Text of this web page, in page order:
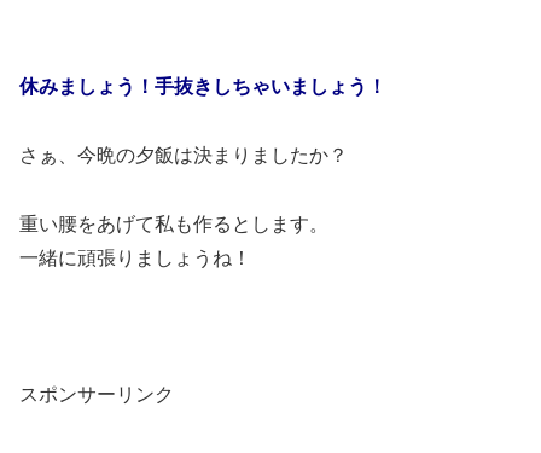
休みましょう！手抜きしちゃいましょう！
さぁ、今晩の夕飯は決まりましたか？
重い腰をあげて私も作るとします。
一緒に頑張りましょうね！
スポンサーリンク